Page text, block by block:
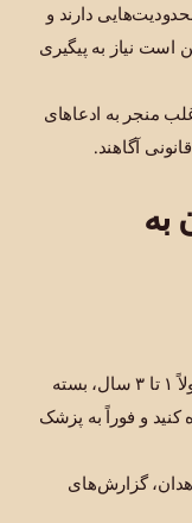
دارند و
نیاز به پیگیری
منجر به ادعاهای
آگاهند.
به
در چارچوب مرور زمان (معمولاً ۱ تا ۳ سال، بسته
کنید و فوراً به پزشک
گزارش‌های